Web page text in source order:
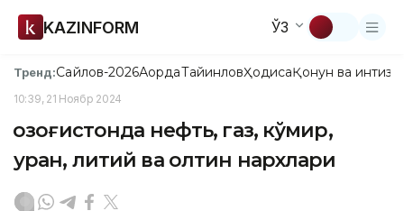
KAZINFORM ЎЗ
Тренд:Сайлов-2026АқордаТайинловҲодисаҚонун ва
10:39, 21 Ноябр 2024
Қозоғистонда нефть, газ, кўмир,
уран, литий ва олтин нархлари